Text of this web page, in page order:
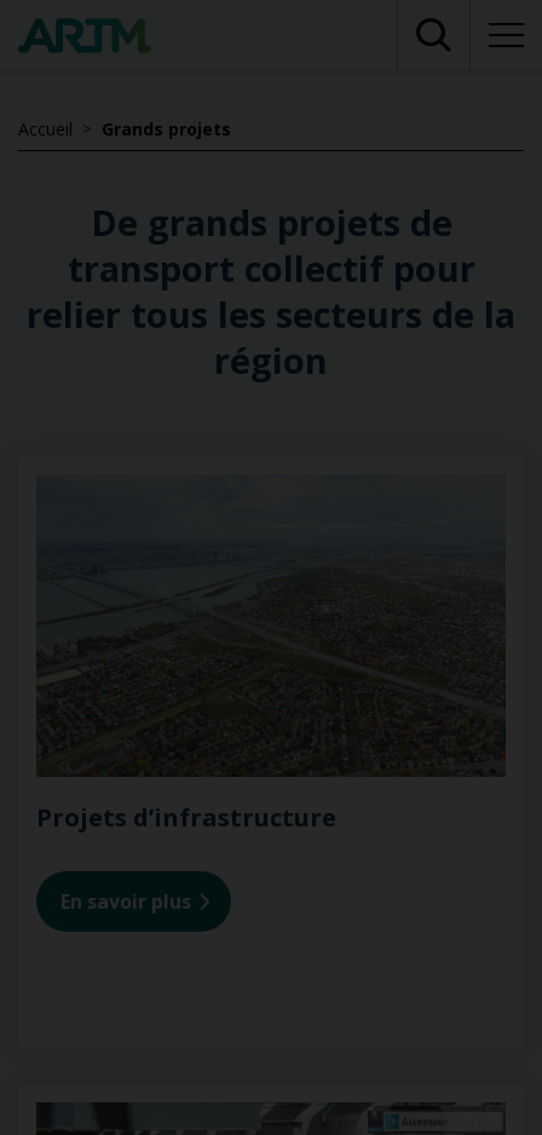
Accueil Grands projets
De grands projets de
transport collectif pour
relier tous les secteurs de la
région
Projets d’infrastructure
En savoir plus